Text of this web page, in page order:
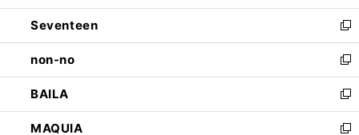
開
く
ウ
で
開
く
ン
ド
ウ
で
開
く
Seventeen
新
し
い
ウ
ィ
ン
ド
non-no
新
し
い
ウ
ィ
BAILA
新
し
い
MAQUIA
新